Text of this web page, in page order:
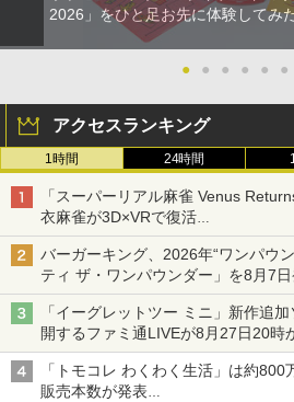
2026」をひと足お先に体験してみ
● ● ● ● ● ●
アクセスランキング
1時間 24時間
「スーパーリアル麻雀 Venus
衣麻雀が3D×VRで復活
発売から2週間は20%オフになるセ
バーガーキング、2026年“ワンパウ
ティ ザ・ワンパウンダー」を8月7
「特製ガーリックマヨソース」を使
「イーグレットツー ミニ」新作追
開するファミ通LIVEが8月27日20時
シリーズ累計100タイトルへ
「トモコレ わくわく生活」は約
販売本数が発表